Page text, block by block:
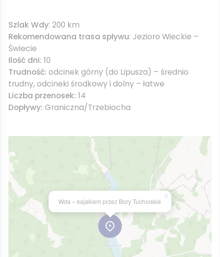
Szlak Wdy: 200 km
Rekomendowana trasa spływu: Jezioro Wieckie –
Świecie
Ilość dni: 10
Trudność: odcinek górny (do Lipusza) – średnio
trudny, odcineki środkowy i dolny – łatwe
Liczba przenosek: 14
Dopływy: Graniczna/Trzebiocha
Wda – kajakiem przez Bory Tucholskie
×